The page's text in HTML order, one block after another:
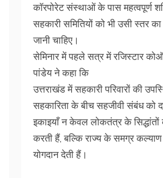
कॉरपोरेट संस्थाओं के पास महत्वपूर्ण
सहकारी समितियों को भी उसी स्तर
जानी चाहिए।
सेमिनार में पहले सत्र में रजिस्टार
पांडेय ने कहा कि
उत्तराखंड में सहकारी परिवारों की
सहकारिता के बीच सहजीवी संबंध को
इकाइयाँ न केवल लोकतंत्र के
करती हैं, बल्कि राज्य के समग्र
योगदान देती हैं।